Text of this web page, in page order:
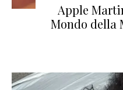
Apple
Mondo della